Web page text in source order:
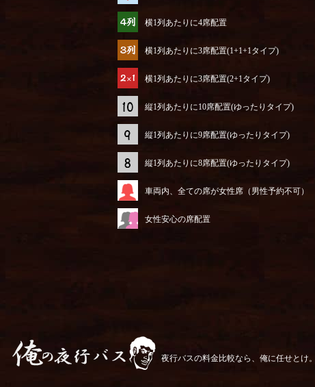
横1列あたりに4席配置
横1列あたりに3席配置(1+1+1タイプ)
横1列あたりに3席配置(2+1タイプ)
縦1列あたりに10席配置(ゆったりタイプ)
縦1列あたりに9席配置(ゆったりタイプ)
縦1列あたりに8席配置(ゆったりタイプ)
車両内、全ての席が女性席（男性予約不可）
女性安心の席配置
夜行バスの料金比較なら、俺に任せとけ。